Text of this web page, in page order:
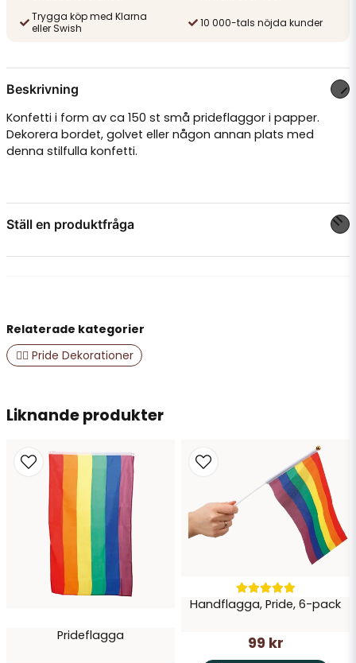
Trygga köp med Klarna
eller Swish
10 000-tals nöjda kunder
Beskrivning
Konfetti i form av ca 150 st små prideflaggor i papper.
Dekorera bordet, golvet eller någon annan plats med
denna stilfulla konfetti.
Ställ en produktfråga
name
Namn
email
Mejladress
Ja, ni får publicera min fråga
Liknande produkter
Prideflagga
Handflagga, Pride, 6-pack
99 kr
Relaterade kategorier
🏳️‍🌈 Pride Dekorationer